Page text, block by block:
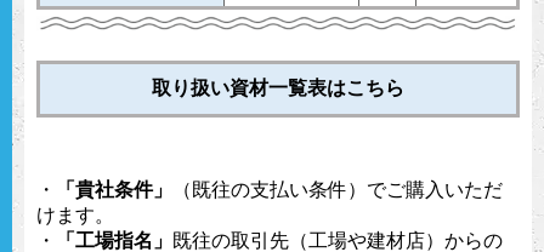
取り扱い資材一覧表はこちら
・ 「貴社条件」
（既往の支払い条件）でご購入いただ
けます。
・
「工場指名」
既往の取引先（工場や建材店）からの